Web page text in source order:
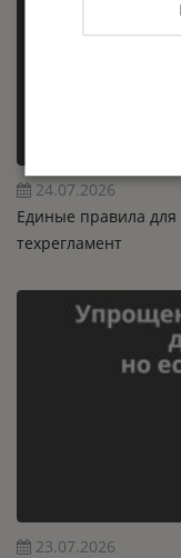
24.07.2026
Единые правила для
техрегламент
23.07.2026